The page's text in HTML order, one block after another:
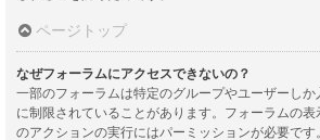
ページトップ
なぜフォーラムにアクセスできないの？
一部のフォーラムは特定のグループやユーザーしか
に制限されていることがあります。フォーラムの
のアクションの実行にはパーミッションが必要で